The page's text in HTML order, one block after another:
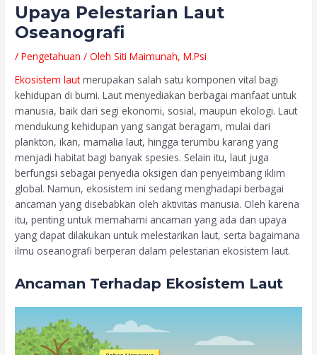
Upaya Pelestarian Laut
Oseanografi
/Pengetahuan / OlehSiti Maimunah, M.Psi
Ekosistem lautmerupakan salah satu komponen vital bagi
kehidupan di bumi. Laut menyediakan berbagai manfaat untuk
manusia, baik dari segi ekonomi, sosial, maupun ekologi. Laut
mendukung kehidupan yang sangat beragam, mulai dari
plankton, ikan, mamalia laut, hingga terumbu karang yang
menjadi habitat bagi banyak spesies. Selain itu, laut juga
berfungsi sebagai penyedia oksigen dan penyeimbang iklim
global. Namun, ekosistem ini sedang menghadapi berbagai
ancaman yang disebabkan oleh aktivitas manusia. Oleh karena
itu, penting untuk memahami ancaman yang ada dan upaya
yang dapat dilakukan untuk melestarikan laut, serta bagaimana
ilmu oseanografi berperan dalam pelestarian ekosistem laut.
Ancaman Terhadap Ekosistem Laut